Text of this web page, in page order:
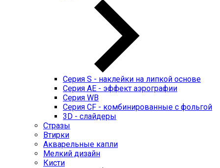
Серия S - наклейки на липкой основе
Серия AE - эффект аэрографии
Серия WB
Серия CF - комбинированные с фольгой
3D - слайдеры
Стразы
Втирки
Акварельные капли
Мелкий дизайн
Кисти